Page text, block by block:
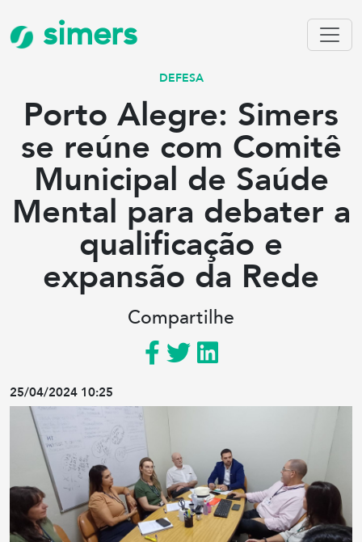
simers
DEFESA
Porto Alegre: Simers
se reúne com Comitê
Municipal de Saúde
Mental para debater a
qualificação e
expansão da Rede
Compartilhe
25/04/2024 10:25